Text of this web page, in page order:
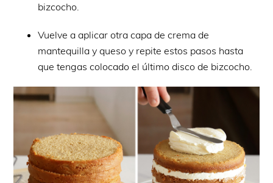
bizcocho.
Vuelve a aplicar otra capa de crema de
mantequilla y queso y repite estos pasos hasta
que tengas colocado el último disco de bizcocho.